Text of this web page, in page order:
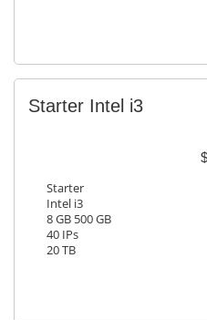
Starter Intel i3
Starter
Intel i3
8 GB 500 GB
40 IPs
20 TB